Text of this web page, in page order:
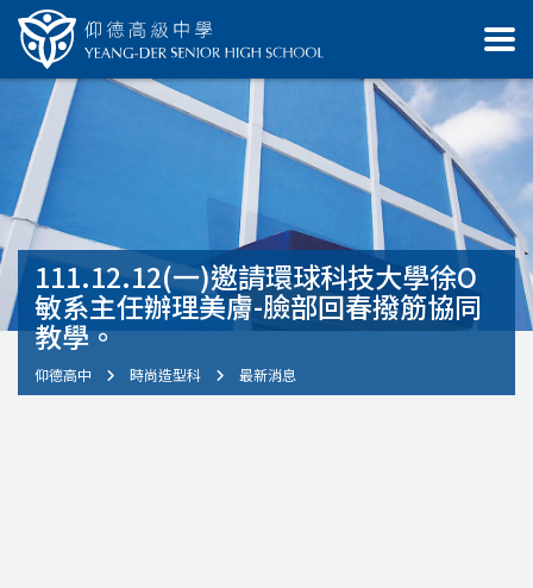
111.12.12(一)邀請環球科技大學徐O
敏系主任辦理美膚-臉部回春撥筋協同
教學。
仰德高中 時尚造型科 最新消息